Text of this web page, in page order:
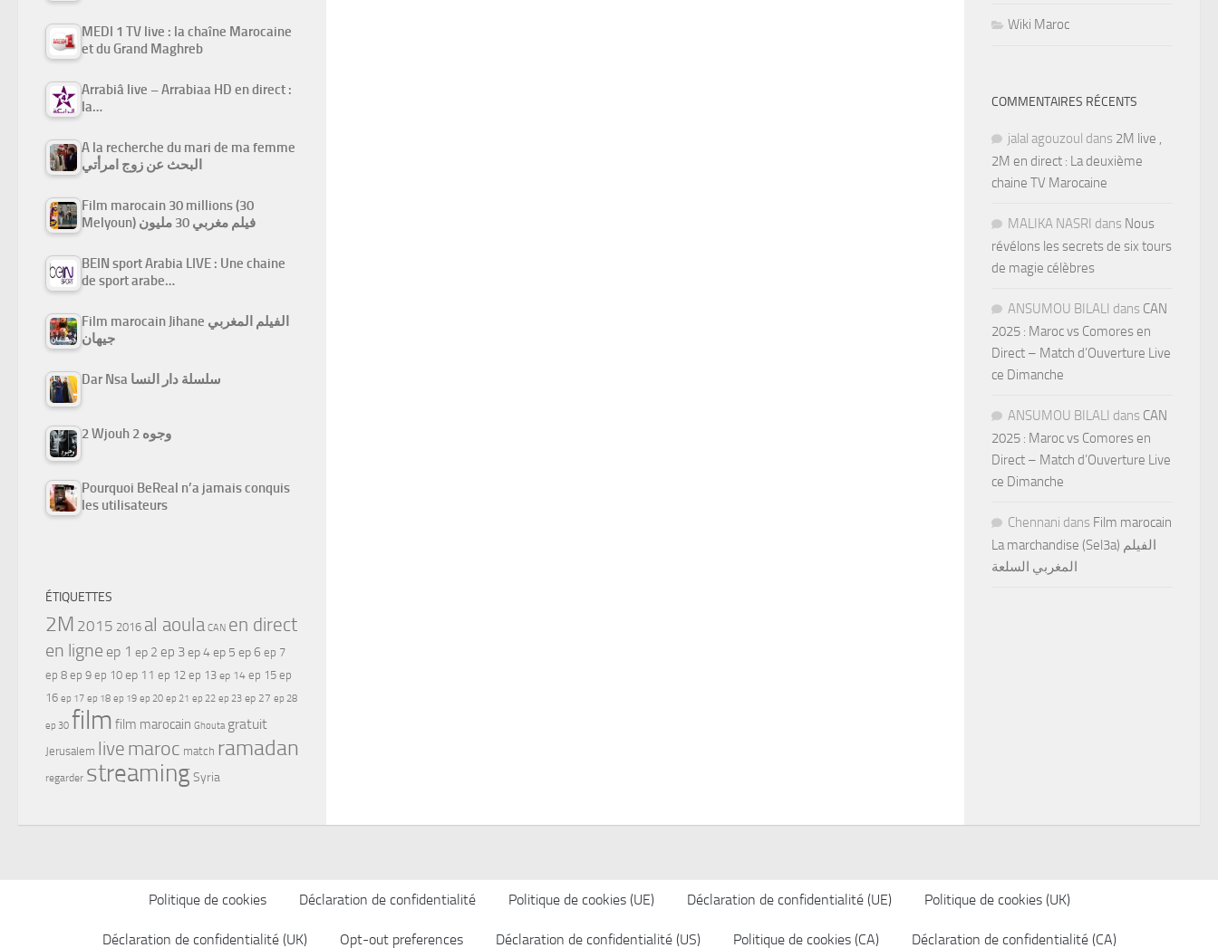
MEDI 1 TV live : la chaîne Marocaine
et du Grand Maghreb
Arrabiâ live – Arrabiaa HD en direct :
la…
A la recherche du mari de ma femme
البحث عن زوج امرأتي
Film marocain 30 millions (30
Melyoun) فيلم مغربي 30 مليون
BEIN sport Arabia LIVE : Une chaine
de sport arabe…
Film marocain Jihane الفيلم المغربي
جيهان
Dar Nsa سلسلة دار النسا
2 Wjouh 2 وجوه
Pourquoi BeReal n’a jamais conquis
les utilisateurs
ÉTIQUETTES
2M 2015 2016 al aoula CAN en direct
en ligne ep 1 ep 2 ep 3ep 4ep 5 ep 6 ep 7
ep 8 ep 9 ep 10 ep 11 ep 12 ep 13 ep 14 ep 15 ep
16 ep 17 ep 18 ep 19 ep 20 ep 21 ep 22 ep 23 ep 27 ep 28
ep 30 film film marocain Ghouta gratuit
Jerusalem live maroc match ramadan
regarder streamingSyria
Wiki Maroc
COMMENTAIRES RÉCENTS
jalal agouzoul dans 2M live ,
2M en direct : La deuxième
chaine TV Marocaine
MALIKA NASRI dans Nous
révélons les secrets de six tours
de magie célèbres
ANSUMOU BILALI dans CAN
2025 : Maroc vs Comores en
Direct – Match d’Ouverture Live
ce Dimanche
ANSUMOU BILALI dans CAN
2025 : Maroc vs Comores en
Direct – Match d’Ouverture Live
ce Dimanche
Chennani dans Film marocain
La marchandise (Sel3a) الفيلم
المغربي السلعة
Politique de cookies Déclaration de confidentialité Politique de cookies (UE) Déclaration de confidentialité (UE) Politique de cookies (UK)
Déclaration de confidentialité (UK) Opt-out preferences Déclaration de confidentialité (US) Politique de cookies (CA) Déclaration de confidentialité (CA)